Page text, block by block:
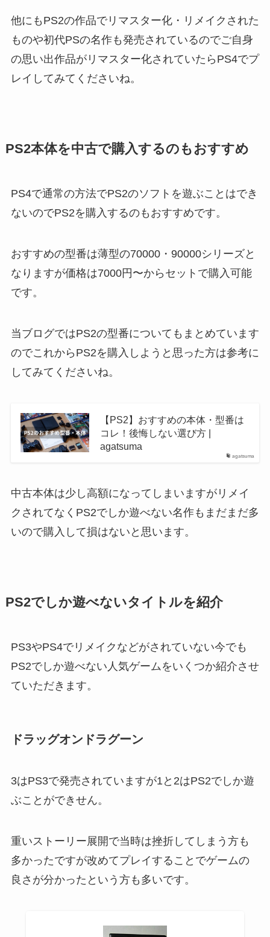
他にもPS2の作品でリマスター化・リメイクされた
ものや初代PSの名作も発売されているのでご自身
の思い出作品がリマスター化されていたらPS4でプ
レイしてみてくださいね。
PS2本体を中古で購入するのもおすすめ
PS4で通常の方法でPS2のソフトを遊ぶことはでき
ないのでPS2を購入するのもおすすめです。
おすすめの型番は薄型の70000・90000シリーズと
なりますが価格は7000円〜からセットで購入可能
です。
当ブログではPS2の型番についてもまとめています
のでこれからPS2を購入しようと思った方は参考に
してみてくださいね。
agatsuma
【PS2】おすすめの本体・型番は
コレ！後悔しない選び方 |
agatsuma
中古本体は少し高額になってしまいますがリメイ
クされてなくPS2でしか遊べない名作もまだまだ多
いので購入して損はないと思います。
PS2でしか遊べないタイトルを紹介
PS3やPS4でリメイクなどがされていない今でも
PS2でしか遊べない人気ゲームをいくつか紹介させ
ていただきます。
ドラッグオンドラグーン
3はPS3で発売されていますが1と2はPS2でしか遊
ぶことができせん。
重いストーリー展開で当時は挫折してしまう方も
多かったですが改めてプレイすることでゲームの
良さが分かったという方も多いです。